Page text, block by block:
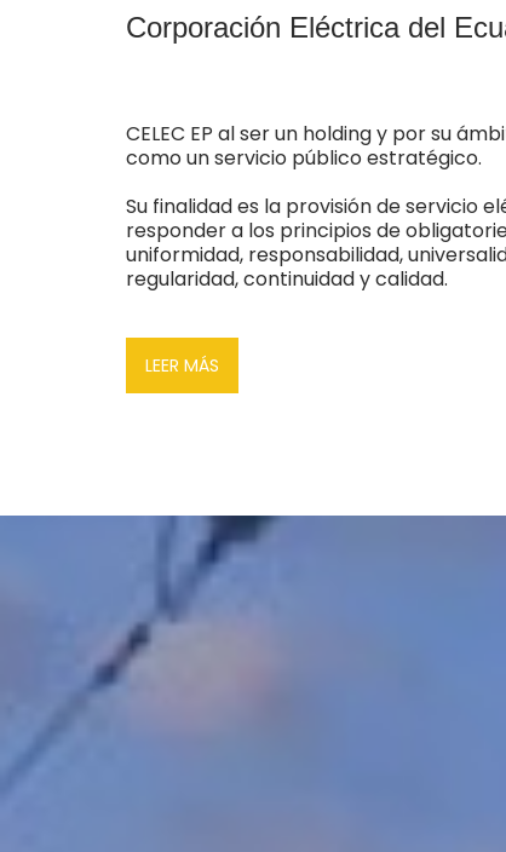
Corporación Eléctrica del
CELEC EP al ser un holding y por su
como un servicio público estratégico.
Su finalidad es la provisión de servicio
responder a los principios de
uniformidad, responsabilidad,
regularidad, continuidad y calidad.
LEER MÁS